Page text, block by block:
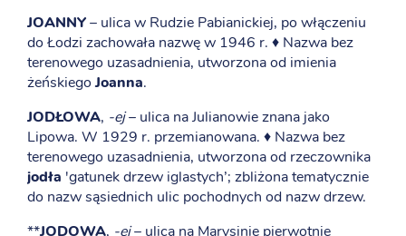
JOANNY– ulica w Rudzie Pabianickiej, po włączeniu
do Łodzi zachowała nazwę w 1946 r. ♦ Nazwa bez
terenowego uzasadnienia, utworzona od imienia
żeńskiegoJoanna.
JODŁOWA, -ej– ulica na Julianowie znana jako
Lipowa. W 1929 r. przemianowana. ♦ Nazwa bez
terenowego uzasadnienia, utworzona od rzeczownika
jodła 'gatunek drzew iglastych’; zbliżona tematycznie
do nazw sąsiednich ulic pochodnych od nazw drzew.
**JODOWA, -ej– ulica na Marysinie pierwotnie